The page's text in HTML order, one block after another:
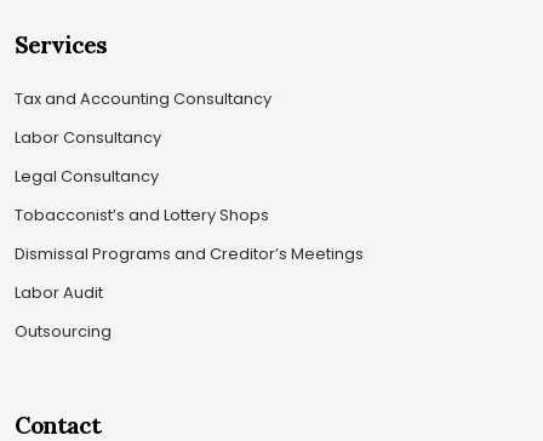
Services
Tax and Accounting Consultancy
Labor Consultancy
Legal Consultancy
Tobacconist’s and Lottery Shops
Dismissal Programs and Creditor’s Meetings
Labor Audit
Outsourcing
Contact